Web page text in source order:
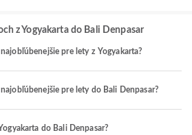
z Yogyakarta do Bali Denpasar
pre lety z Yogyakarta?
pre lety do Bali Denpasar?
do Bali Denpasar?